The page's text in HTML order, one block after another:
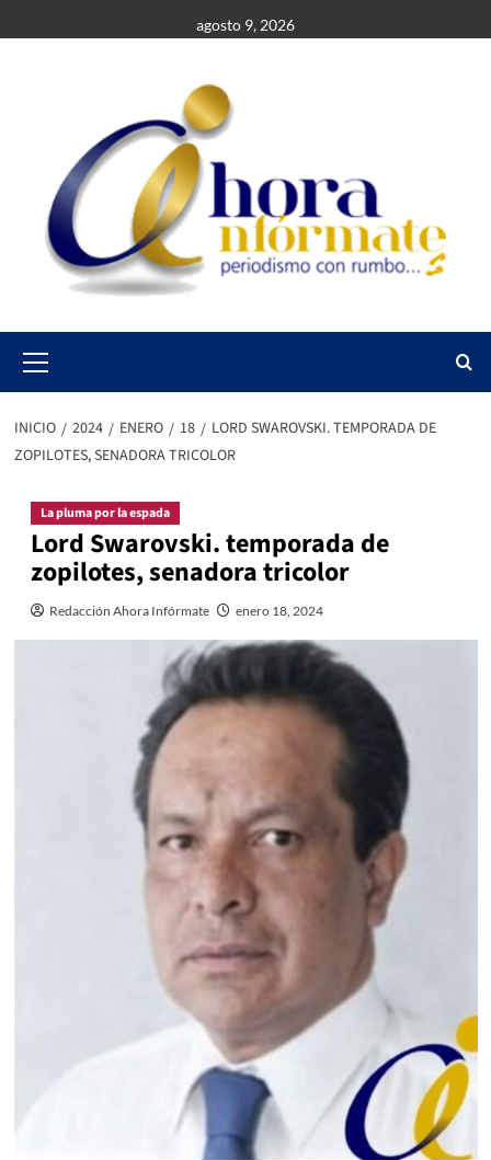
al
agosto 9, 2026
Menu
INICIO 2024 ENERO 18
LORD SWAROVSKI. TEMPORADA DE
ZOPILOTES, SENADORA TRICOLOR
La pluma por la espada
Lord Swarovski. temporada de
zopilotes, senadora tricolor
Redacción Ahora Infórmate enero 18, 2024